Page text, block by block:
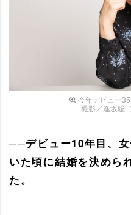
今年デビュー
撮影／逢坂聡
──デビュー10年目、
いた頃に結婚を決めら
た。